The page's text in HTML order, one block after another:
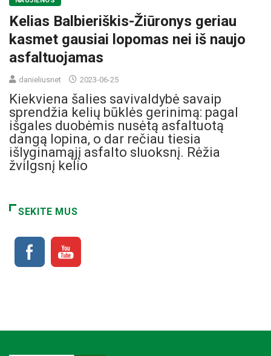
Kelias Balbieriškis-Žiūronys geriau
kasmet gausiai lopomas nei iš naujo
asfaltuojamas
danieliusnet 2023-06-25
Kiekviena šalies savivaldybė savaip
sprendžia kelių būklės gerinimą: pagal
išgales duobėmis nusėtą asfaltuotą
dangą lopina, o dar rečiau tiesia
išlyginamąjį asfalto sluoksnį. Rėžia
žvilgsnį kelio
SEKITE MUS